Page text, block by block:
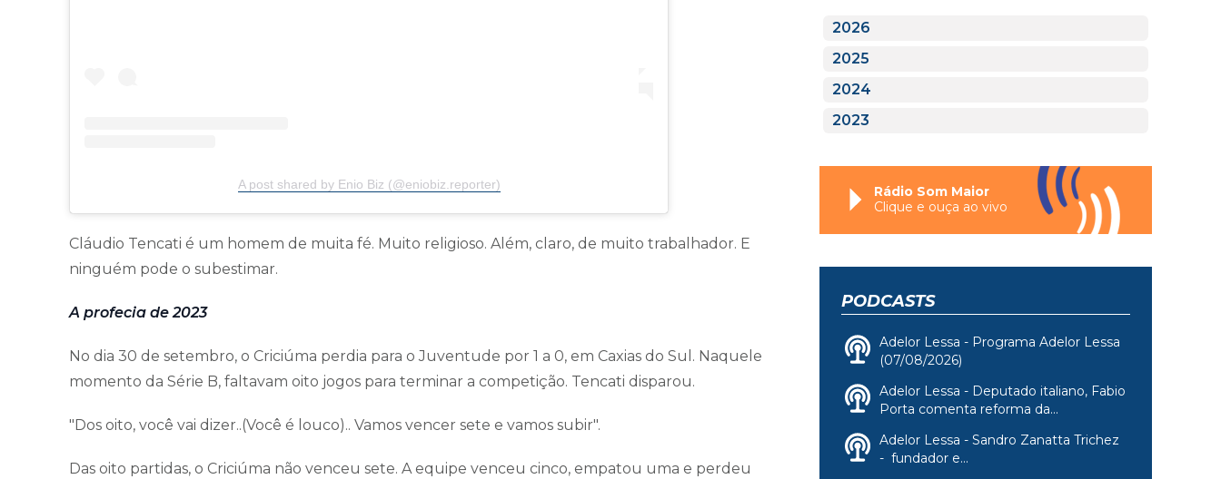
A post shared by Enio Biz (@eniobiz.reporter)
Cláudio Tencati é um homem de muita fé. Muito religioso. Além, claro, de muito trabalhador. E
ninguém pode o subestimar.
A profecia de 2023
No dia 30 de setembro, o Criciúma perdia para o Juventude por 1 a 0, em Caxias do Sul. Naquele
momento da Série B, faltavam oito jogos para terminar a competição. Tencati disparou.
"Dos oito, você vai dizer..(Você é louco).. Vamos vencer sete e vamos subir".
Das oito partidas, o Criciúma não venceu sete. A equipe venceu cinco, empatou uma e perdeu
2026
2025
2024
2023
Rádio Som Maior
Clique e ouça ao vivo
PODCASTS
Adelor Lessa - Programa Adelor Lessa
(07/08/2026)
Adelor Lessa - Deputado italiano, Fabio
Porta comenta reforma da...
Adelor Lessa - Sandro Zanatta Trichez
- fundador e...